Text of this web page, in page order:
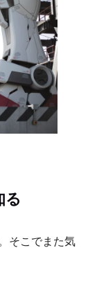
る
そこでまた気